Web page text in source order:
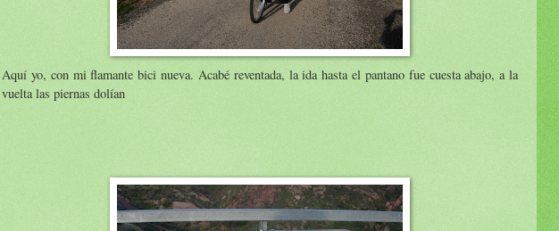
Aquí yo, con mi flamante bici nueva. Acabé reventada, la ida hasta el pantano fue cuesta abajo, a la
vuelta las piernas dolían